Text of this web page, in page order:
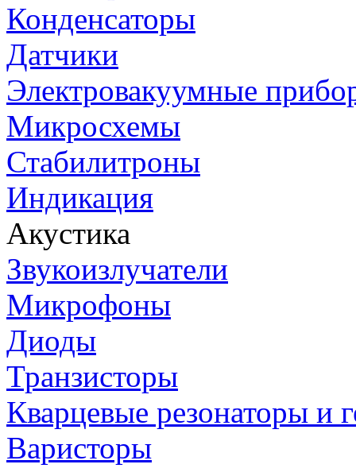
Конденсаторы
Датчики
Электровакуумные
Микросхемы
Стабилитроны
Индикация
Акустика
Звукоизлучатели
Микрофоны
Диоды
Транзисторы
Кварцевые резонаторы и
Варисторы